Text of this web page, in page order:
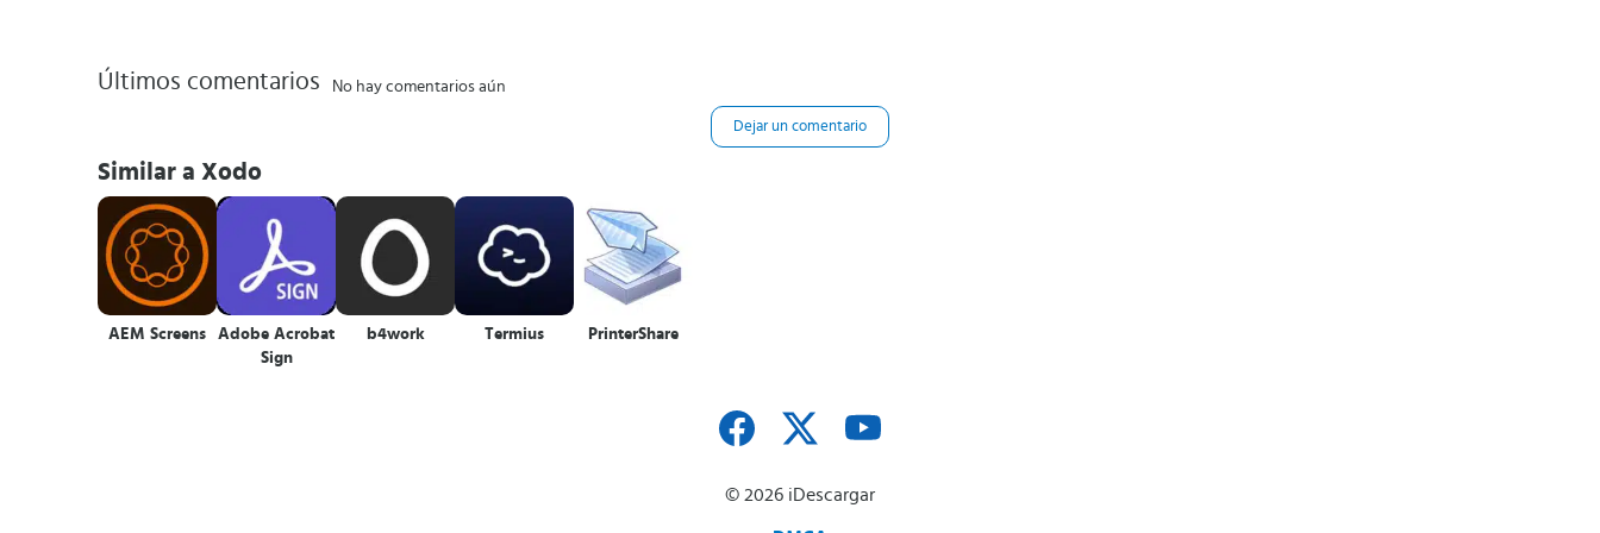
Últimos comentarios No hay comentarios aún
Dejar un comentario
Similar a Xodo
AEM Screens
Adobe Acrobat
Sign
b4work Termius PrinterShare
© 2026 iDescargar